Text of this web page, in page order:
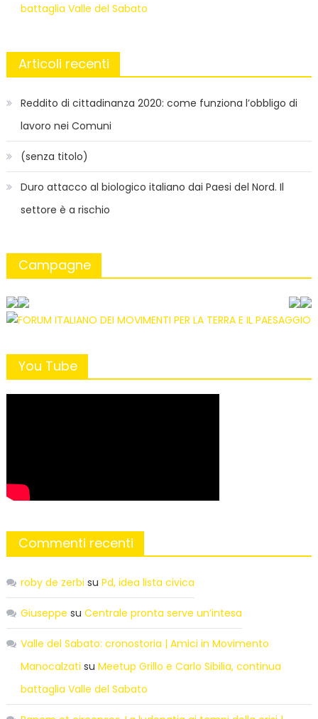
battaglia Valle del Sabato
Articoli recenti
Reddito di cittadinanza 2020: come funziona l’obbligo di
lavoro nei Comuni
(senza titolo)
Duro attacco al biologico italiano dai Paesi del Nord. Il
settore è a rischio
Campagne
You Tube
Commenti recenti
roby de zerbi su Pd, idea lista civica
Giuseppe su Centrale pronta serve un’intesa
Valle del Sabato: cronostoria | Amici in Movimento
Manocalzati su Meetup Grillo e Carlo Sibilia, continua
battaglia Valle del Sabato